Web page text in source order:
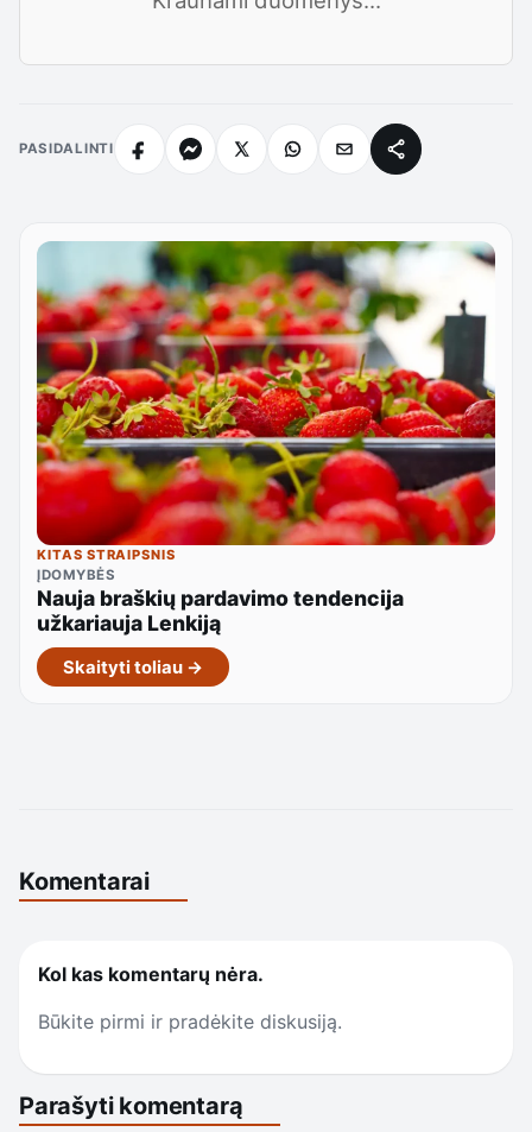
PASIDALINTI
KITAS STRAIPSNIS
ĮDOMYBĖS
Nauja braškių pardavimo tendencija
užkariauja Lenkiją
Skaityti toliau →
Komentarai
Kol kas komentarų nėra.
Būkite pirmi ir pradėkite diskusiją.
Parašyti komentarą